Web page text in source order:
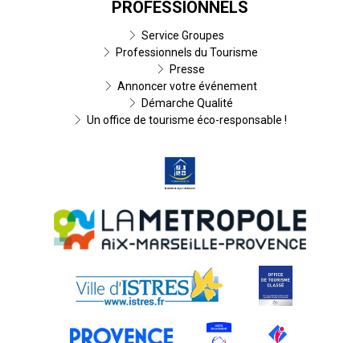
PROFESSIONNELS
Service Groupes
Professionnels du Tourisme
Presse
Annoncer votre événement
Démarche Qualité
Un office de tourisme éco-responsable !